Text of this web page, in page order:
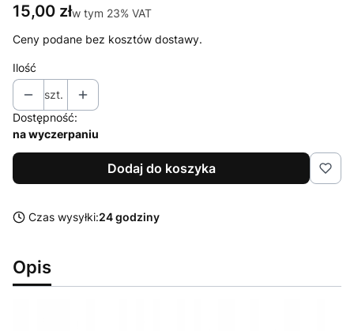
Cena
15,00 złw tym 23% VAT
w tym 23% VAT
Ceny podane bez kosztów dostawy.
Ilość
szt.
Dostępność:
na wyczerpaniu
Dodaj do koszyka
Czas wysyłki:24 godziny
Opis